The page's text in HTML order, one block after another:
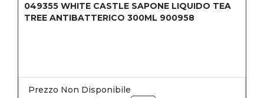
049355 WHITE CASTLE SAPONE LIQUIDO TEA
TREE ANTIBATTERICO 300ML 900958
Prezzo Non Disponibile